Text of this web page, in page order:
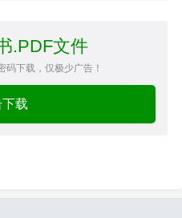
.PDF文件
码下载，仅极少广告！
下载